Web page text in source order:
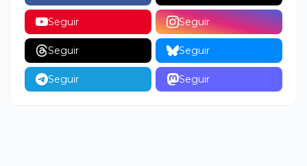
Seguir Seguir
Seguir Seguir
Seguir Seguir